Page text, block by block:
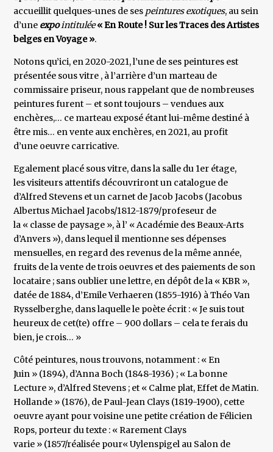
accueillit quelques-unes de ses peintures exotiques, au sein
d’une expointitulée« En Route ! Sur les Traces des Artistes
belges en Voyage ».
Notons qu’ici, en 2020-2021, l’une de ses peintures est
présentée sous vitre , à l’arrière d’un marteau de
commissaire priseur, nous rappelant que de nombreuses
peintures furent – et sont toujours – vendues aux
enchères,… ce marteau exposé étant lui-même destiné à
être mis… en vente aux enchères, en 2021, au profit
d’une oeuvre carricative.
Egalement placé sous vitre, dans la salle du 1er étage,
les visiteurs attentifs découvriront un catalogue de
d’Alfred Stevens et un carnet de Jacob Jacobs (Jacobus
Albertus Michael Jacobs/1812-1879/profeseur de
la « classe de paysage », à l’ « Académie des Beaux-Arts
d’Anvers »), dans lequel il mentionne ses dépenses
mensuelles, en regard des revenus de la même année,
fruits de la vente de trois oeuvres et des paiements de son
locataire ; sans oublier une lettre, en dépôt de la « KBR »,
datée de 1884, d’Emile Verhaeren (1855-1916) à Théo Van
Rysselberghe, dans laquelle le poète écrit : « Je suis tout
heureux de cet(te) offre – 900 dollars – cela te ferais du
bien, je crois… »
Côté peintures, nous trouvons, notamment : « En
Juin » (1894), d’Anna Boch (1848-1936) ; « La bonne
Lecture », d’Alfred Stevens ; et « Calme plat, Effet de Matin.
Hollande » (1876), de Paul-Jean Clays (1819-1900), cette
oeuvre ayant pour voisine une petite création de Félicien
Rops, porteur du texte : « Rarement Clays
varie » (1857/réalisée pour« Uylenspigel au Salon de